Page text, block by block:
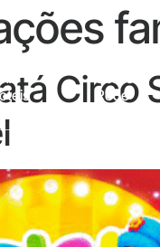
Sobre A
Rede
Circo